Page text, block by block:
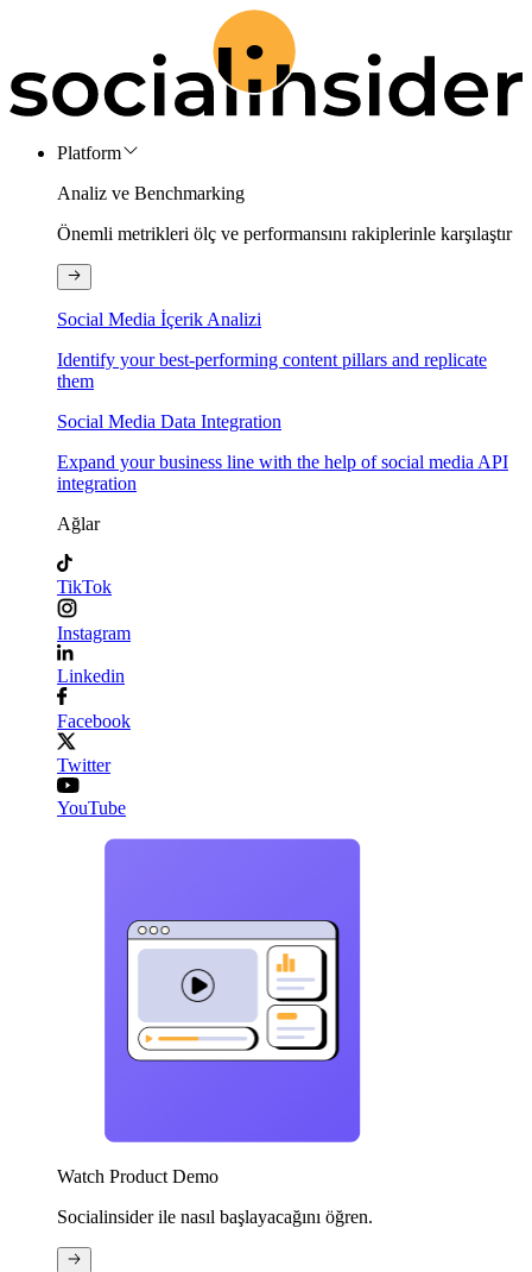
Platform
Analiz ve Benchmarking
Önemli metrikleri ölç ve performansını rakiplerinle karşılaştır
Social Media İçerik Analizi
Identify your best-performing content pillars and replicate
them
Social Media Data Integration
Expand your business line with the help of social media API
integration
Ağlar
TikTok
Instagram
Linkedin
Facebook
Twitter
YouTube
Watch Product Demo
Socialinsider ile nasıl başlayacağını öğren.